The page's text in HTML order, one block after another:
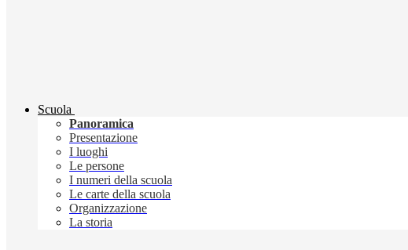
Scuola
Panoramica
Presentazione
I luoghi
Le persone
I numeri della scuola
Le carte della scuola
Organizzazione
La storia